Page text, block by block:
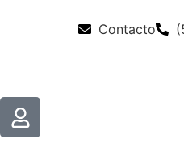
Contacto